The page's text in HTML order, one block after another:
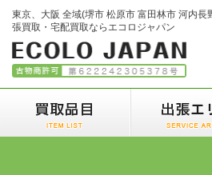
東京、大阪 全域(堺市 松原市 富田林市 河内長
張買取・宅配買取ならエコロジャパン